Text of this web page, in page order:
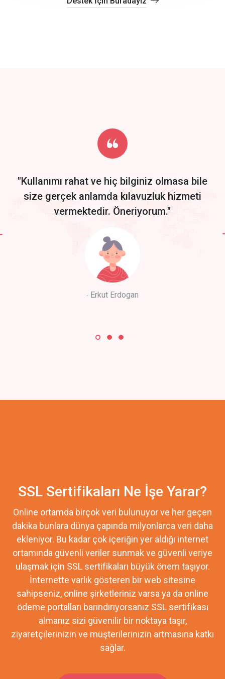
Start by trying our service for 30 days free trial no credit card
required.
"Kullanımı rahat ve hiç bilginiz olmasa bile
size gerçek anlamda kılavuzluk hizmeti
vermektedir. Öneriyorum."
Erkut Erdogan
SSL Sertifikaları Ne İşe Yarar?
Online ortamda birçok veri bulunuyor ve her geçen
dakika bunlara dünya çapında milyonlarca veri daha
ekleniyor. Bu kadar çok içeriğin yer aldığı internet
ortamında güvenli veriler sunmak ve güvenli veriye
ulaşmak için SSL sertifikaları büyük önem taşıyor.
İnternette varlık gösteren bir web sitesine
sahipseniz, online şirketleriniz varsa ya da online
ödeme portalları barındırıyorsanız SSL sertifikası
almanız sizi güvenilir bir noktaya taşır,
ziyaretçilerinizin ve müşterilerinizin artmasına katkı
sağlar.